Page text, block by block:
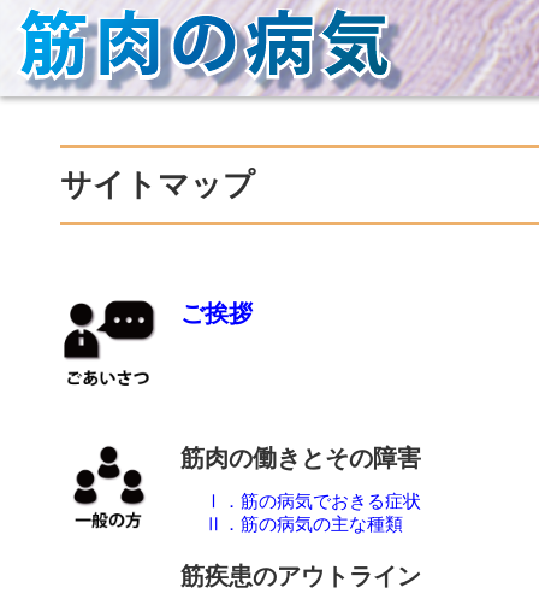
サイトマップ
ご挨拶
筋肉の働きとその障害
Ⅰ．筋の病気でおきる症状
Ⅱ．筋の病気の主な種類
筋疾患のアウトライン